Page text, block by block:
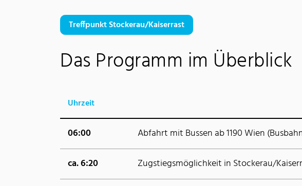
Treffpunkt Stockerau/Kaiserrast
Das Programm im Überblick
Uhrzeit
06:00 Abfahrt mit Bussen ab 1190 Wien
ca. 6:20 Zugstiegsmöglichkeit in Stockerau/